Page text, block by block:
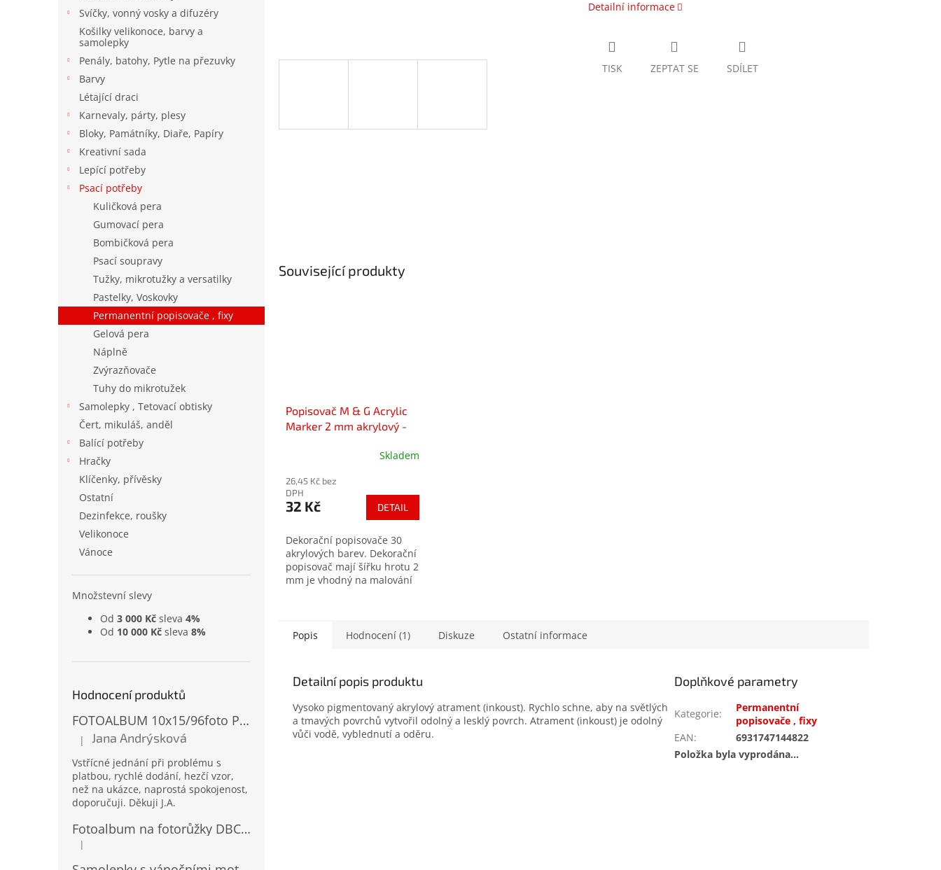
Svíčky, vonný vosky a difuzéry
Košilky velikonoce, barvy a
samolepky
Penály, batohy, Pytle na přezuvky
Barvy
Létající draci
Karnevaly, párty, plesy
Bloky, Památníky, Diaře, Papíry
Kreativní sada
Lepící potřeby
Psací potřeby
Kuličková pera
Gumovací pera
Bombičková pera
Psací soupravy
Tužky, mikrotužky a versatilky
Pastelky, Voskovky
Permanentní popisovače , fixy
Gelová pera
Náplně
Zvýrazňovače
Tuhy do mikrotužek
Samolepky , Tetovací obtisky
Čert, mikuláš, anděl
Balící potřeby
Hračky
Klíčenky, přívěsky
Ostatní
Dezinfekce, roušky
Velikonoce
Vánoce
Množstevní slevy
Od 3 000 Kč sleva 4%
Od 10 000 Kč sleva 8%
Hodnocení produktů
FOTOALBUM 10x15/96foto PP-4696 MIX
Hodnocení produktu je 5 z 5 hvězdiček.
| Jana Andrýsková
Vstřícné jednání při problému s
platbou, rychlé dodání, hezčí vzor,
než na ukázce, naprostá spokojenost,
doporučuji. Děkuji J.A.
Fotoalbum na fotorůžky DBCL-30 Homage 2
Hodnocení produktu je 5 z 5 hvězdiček.
|
Detailní informace
TISK ZEPTAT SE SDÍLET
Související produkty
Popisovač M & G Acrylic
Marker 2 mm akrylový -
produktu
je
5,0
5
hvězdiček.
Skladem
26,45 Kč bez
DPH
32 Kč DETAIL
Dekorační popisovače 30
akrylových barev. Dekorační
popisovač mají šířku hrotu 2
mm je vhodný na malování
plast, polymérová hlína a
Popis Hodnocení (1) Diskuze Ostatní informace
Detailní popis produktu
Vysoko pigmentovaný akrylový atrament (inkoust). Rychlo schne, aby na světlých
a tmavých povrchů vytvořil odolný a lesklý povrch. Atrament (inkoust) je odolný
vůči vodě, vyblednutí a oděru.
Doplňkové parametry
Kategorie:
Permanentní
popisovače , fixy
EAN:
6931747144822
Položka byla vyprodána…